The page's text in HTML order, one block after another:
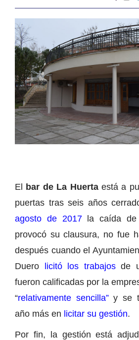
El bar de La Huertaestá a
puertas tras seis años
agosto de 2017la caída de
provocó su clausura, no fue
después cuando el
Duero licitó los trabajosde
fueron calificadas por la
“relativamente sencilla”y se
año más en licitar su gestión.
Por fin, la gestión está